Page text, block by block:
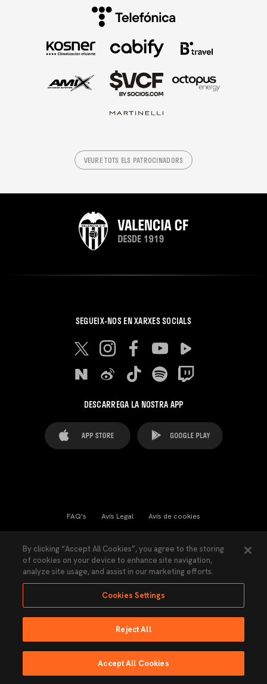
VEURE TOTS ELS PATROCINADORS
SEGUEIX-NOS EN XARXES SOCIALS
DESCARREGA LA NOSTRA APP
FAQ's Avís Legal Avís de cookies
Llei de Transparència Política de Privacitat
Accessibilitat
Ninguna parte de esta página puede ser reproducida sin el permiso del Valencia
Fet per Lobo
EMISSIÓ EN DIRECTE
By clicking “Accept All Cookies”, you agree to the storing
of cookies on your device to enhance site navigation,
analyze site usage, and assist in our marketing efforts.
Cookies Settings
Reject All
Accept All Cookies